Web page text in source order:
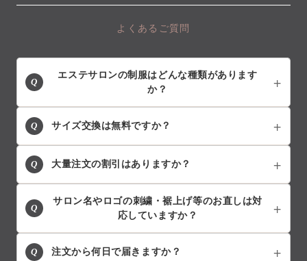
よくあるご質問
Q
エステサロンの制服はどんな種類があります
か？
Q サイズ交換は無料ですか？
Q 大量注文の割引はありますか？
Q
サロン名やロゴの刺繍・裾上げ等のお直しは対
応していますか？
Q 注文から何日で届きますか？